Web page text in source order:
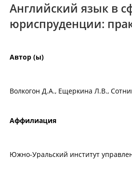
Английский язык в
юриспруденции:
Автор (ы)
Волкогон Д.А., Ещеркина Л.В.,
Аффилиация
Южно-Уральский институт